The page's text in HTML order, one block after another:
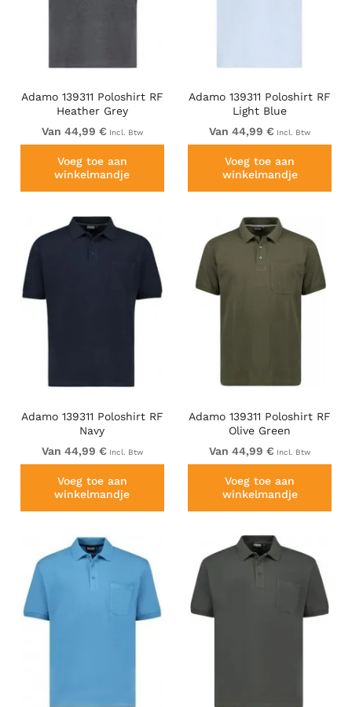
Adamo 139311 Poloshirt RF
Heather Grey
Van 44,99 € Incl. Btw
Voeg toe aan
winkelmandje
Adamo 139311 Poloshirt RF
Light Blue
Van 44,99 € Incl. Btw
Voeg toe aan
winkelmandje
Adamo 139311 Poloshirt RF
Navy
Van 44,99 € Incl. Btw
Voeg toe aan
winkelmandje
Adamo 139311 Poloshirt RF
Olive Green
Van 44,99 € Incl. Btw
Voeg toe aan
winkelmandje